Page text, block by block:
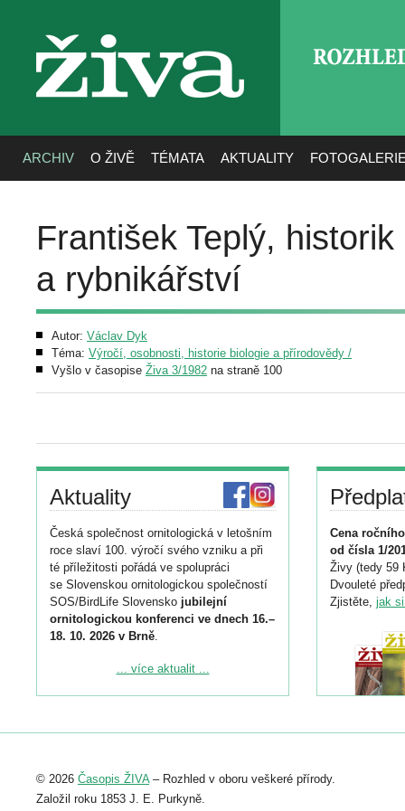
živa
ARCHIV O ŽIVĚ TÉMATA AKTUALITY
František Teplý,
a rybnikářství
Autor: Václav Dyk
Téma: Výročí, osobnosti, historie biologie a přírodovědy /
Vyšlo v časopise Živa 3/1982 na straně 100
Aktuality
Česká společnost ornitologická v letošním
roce slaví 100. výročí svého vzniku a při
té příležitosti pořádá ve spolupráci
se Slovenskou ornitologickou společností
SOS/BirdLife Slovensko jubilejní
ornitologickou konferenci ve dnech 16.–
18. 10. 2026 v Brně.
Podrobnější informace ke konferenci
Registrovat se můžete do 6. září.
abstraktu přihlášené přednášky nebo
posteru je už 30. června.
... více aktualit ...
Cena
od čísla 1/
Živy (tedy 59
Dvouleté
Zjistěte, jak
© 2026 Časopis ŽIVA– Rozhled v oboru veškeré přírody.
Založil roku 1853 J. E. Purkyně.